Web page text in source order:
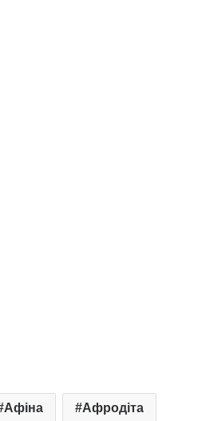
Афіна Афродіта